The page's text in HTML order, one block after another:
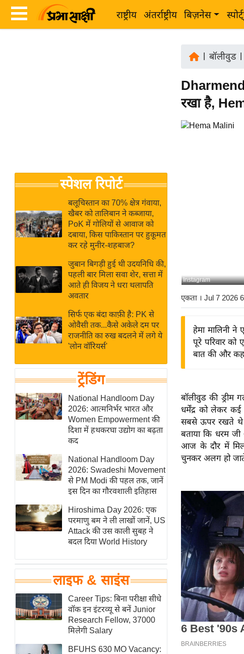
राष्ट्रीय अंतर्राष्ट्रीय बिज़नेस
Breaking
News in
Hindi
Hindi
Videos
जगत
राय
बजट
IPL
2026
ई-पेपर
मिसाल बेमिसाल
शख्सियत
यंग इंडिया
साहित्य जगत
ऑटो वर्ल्ड
न्यूज ब्रीफ
मनोरंजन जगत
बॉलीवुड
हॉलीवुड
फिल्म समीक्षा
Breaking
News
लाइफस्टाइल
टेक्नॉलॉजी
घरेलू नुस्खे
पर्यटन स्थल
फिटनेस मंत्रा
रिलेशनशिप
राजनीति
विश्लेषण
स्पेशल रिपोर्ट
बलूचिस्तान का 70% क्षेत्र गंवाया,
खैबर को तालिबान ने कब्जाया,
PoK में गोलियों से आवाज को
दबाया, किस पाकिस्तान पर हुकूमत
कर रहे मुनीर-शहबाज?
जुबान बिगड़ी हुई थी उदयनिधि की,
पहली बार मिला सवा शेर, सत्ता में
आते ही विजय ने धरा थलापति
अवतार
सिर्फ एक बंदा काफ़ी है: PK से
ओवैसी तक...कैसे अकेले दम पर
राजनीति का रुख बदलने में लगे ये
'लोन वॉरियर्स'
ट्रेंडिंग
National Handloom Day
2026: आत्मनिर्भर भारत और
Women Empowerment की
दिशा में हथकरघा उद्योग का बढ़ता
कद
National Handloom Day
2026: Swadeshi Movement
से PM Modi की पहल तक, जानें
इस दिन का गौरवशाली इतिहास
Hiroshima Day 2026: एक
परमाणु बम ने ली लाखों जानें, US
Attack की उस काली सुबह ने
बदल दिया World History
लाइफ & साइंस
Career Tips: बिना परीक्षा सीधे
वॉक इन इंटरव्यू से बनें Junior
Research Fellow, 37000
मिलेगी Salary
BFUHS 630 MO Vacancy:
बॉलीवुड|
रखा है,
Instagram
एकता । Jul 7 2026
हेमा मालिनी
पूरे परिवार
बात की और
बॉलीवुड की ड्रीम
धर्मेंद्र को लेकर
सबसे ऊपर रखते थे
बताया कि धरम
आज के दौर में
चुनकर अलग हो